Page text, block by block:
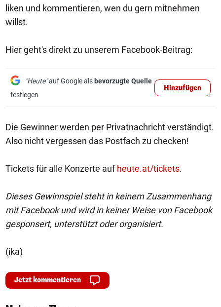
liken und kommentieren, wen du gern mitnehmen
willst.
Hier geht's direkt zu unserem Facebook-Beitrag:
"Heute"auf Google als bevorzugte Quelle
festlegen
Hinzufügen
Die Gewinner werden per Privatnachricht verständigt.
Also nicht vergessen das Postfach zu checken!
Tickets für alle Konzerte auf heute.at/tickets.
Dieses Gewinnspiel steht in keinem Zusammenhang
mit Facebook und wird in keiner Weise von Facebook
gesponsert, unterstützt oder organisiert.
(ika)
Jetzt kommentieren